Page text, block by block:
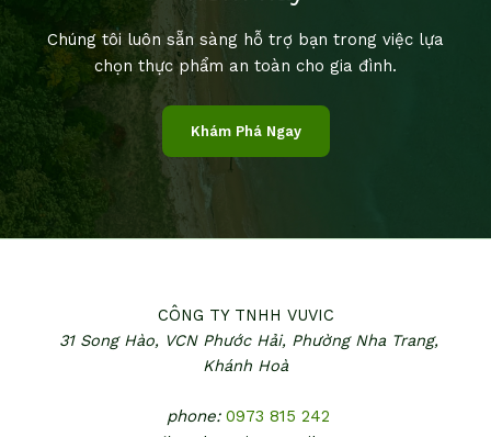
Chúng tôi luôn sẵn sàng hỗ trợ bạn trong việc lựa
chọn thực phẩm an toàn cho gia đình.
Khám Phá Ngay
CÔNG TY TNHH VUVIC
31 Song Hào, VCN Phước Hải,Phường Nha Trang,
Khánh Hoà
phone: 0973 815 242